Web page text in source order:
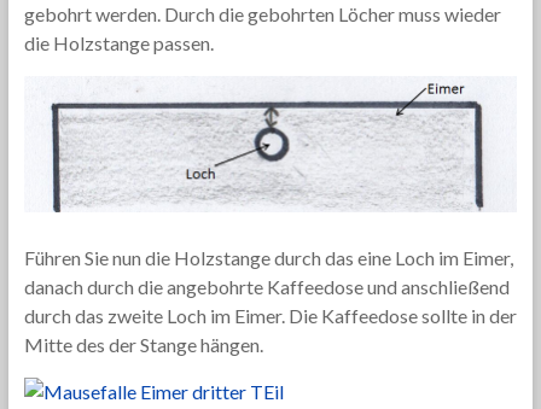
gebohrt werden. Durch die gebohrten Löcher muss wieder
die Holzstange passen.
Führen Sie nun die Holzstange durch das eine Loch im Eimer,
danach durch die angebohrte Kaffeedose und anschließend
durch das zweite Loch im Eimer. Die Kaffeedose sollte in der
Mitte des der Stange hängen.